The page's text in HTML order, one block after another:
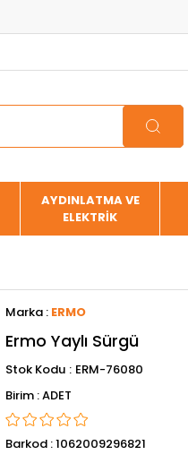
AYDINLATMA VE
ELEKTRİK
Marka : ERMO
Ermo Yaylı Sürgü
Stok Kodu
ERM-76080
ADET
Barkod :1062009296821